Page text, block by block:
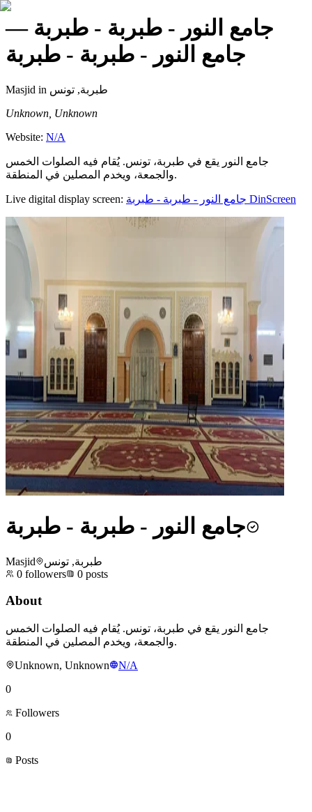
جامع النور - طبربة - طبربة —
جامع النور - طبربة - طبربة
Masjid
in طبربة, تونس
Unknown, Unknown
Website: N/A
جامع النور يقع في طبربة، تونس. يُقام فيه الصلوات الخمس
والجمعة، ويخدم المصلين في المنطقة.
Live digital display screen: جامع النور - طبربة - طبربة DinScreen
جامع النور - طبربة - طبربة
Masjid
طبربة, تونس
0 followers 0 posts
About
جامع النور يقع في طبربة، تونس. يُقام فيه الصلوات الخمس
والجمعة، ويخدم المصلين في المنطقة.
Unknown, Unknown
N/A
0
Followers
0
Posts